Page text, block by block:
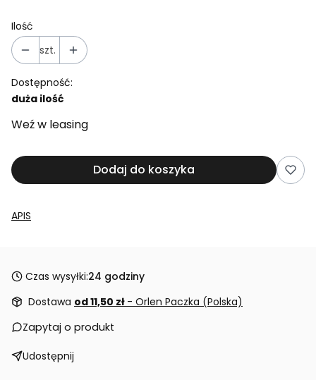
Ilość
szt.
Dostępność:
duża ilość
Weź w leasing
Dodaj do koszyka
APIS
Czas wysyłki:24 godziny
Dostawa od 11,50 zł - Orlen Paczka (Polska)
Zapytaj o produkt
Udostępnij